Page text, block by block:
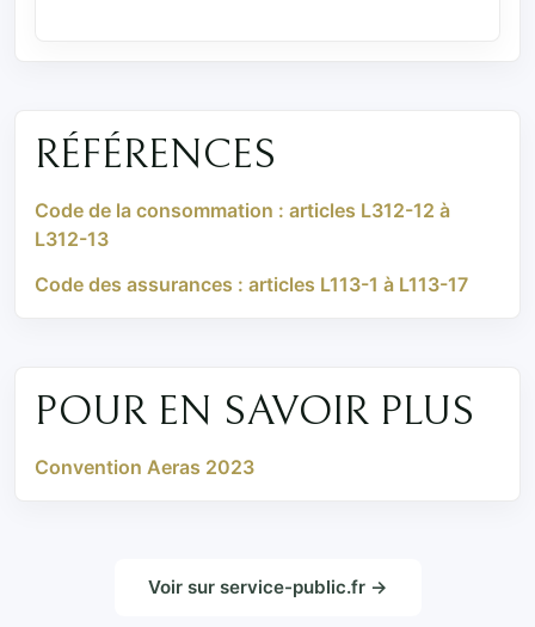
RÉFÉRENCES
Code de la consommation : articles L312-12 à
L312-13
Code des assurances : articles L113-1 à L113-17
POUR EN SAVOIR PLUS
Convention Aeras 2023
Voir sur service-public.fr →